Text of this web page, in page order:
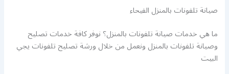
صيانة تلفونات بالمنزل الفيحاء
ما هي خدمات صيانة تلفونات بالمنزل؟ نوفر كافة خدمات تصليح
وصيانة تلفونات بالمنزل ونعمل من خلال ورشة تصليح تلفونات يجي
البيت